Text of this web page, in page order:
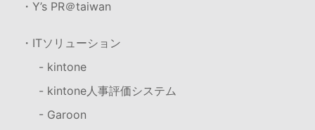
・Y’s PR＠taiwan
・ITソリューション
- kintone
- kintone人事評価システム
- Garoon